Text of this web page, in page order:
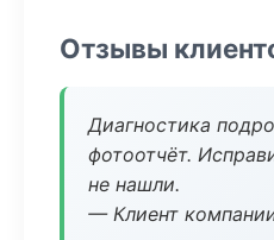
Отзывы
Диагностика
фотоотчёт.
не нашли.
— Клиент